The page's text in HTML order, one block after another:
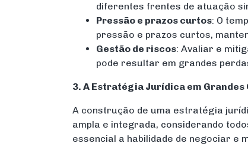
diferentes frentes de atuação
Pressão e prazos curtos: O
pressão e prazos curtos,
Gestão de riscos: Avaliar e
pode resultar em grandes
3. A Estratégia Jurídica em Grandes
A construção de uma estratégia
ampla e integrada, considerando
essencial a habilidade de negociar e